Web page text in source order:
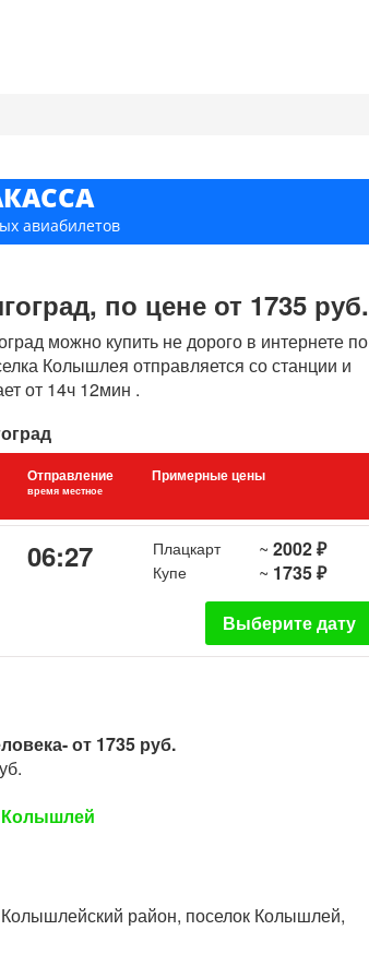
авиабилетов
по цене от 1735 руб.
можно купить не дорого в интернете по
Колышлея отправляется со станции и
от 14ч 12мин .
Отправление
время местное
Примерные цены
06:27 Плацкарт ~ 2002 ₽
Купе ~ 1735 ₽
Выберите дату
от 1735 руб.
Колышлей
район, поселок Колышлей,